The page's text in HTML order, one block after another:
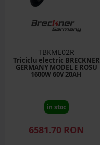
TBKME02R
Triciclu electric BRECKNER
GERMANY MODEL E ROSU
1600W 60V 20AH
in stoc
6581.70 RON